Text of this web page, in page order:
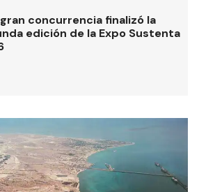
concurrencia finalizó la
edición de la Expo Sustenta